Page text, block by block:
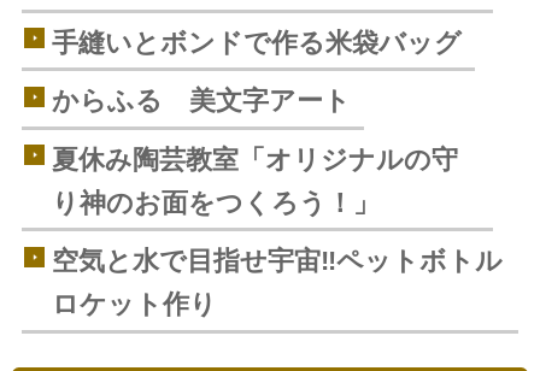
手縫いとボンドで作る米袋バッグ
からふる 美文字アート
夏休み陶芸教室「オリジナルの守
り神のお面をつくろう！」
空気と水で目指せ宇宙‼ペットボトル
ロケット作り